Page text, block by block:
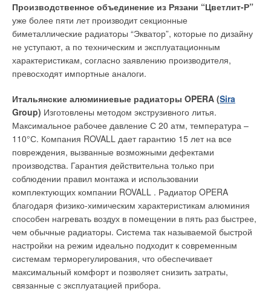
Производственное объединение из Рязани “Цветлит-Р”
уже более пяти лет производит секционные
биметаллические радиаторы “Экватор”, которые по дизайну
не уступают, а по техническим и эксплуатационным
характеристикам, согласно заявлению производителя,
превосходят импортные аналоги.
Итальянские алюминиевые радиаторы OPERA (Sira
Group) Изготовлены методом экструзивного литья.
Максимальное рабочее давление С 20 атм, температура –
110°С. Компания ROVALL дает гарантию 15 лет на все
повреждения, вызванные возможными дефектами
производства. Гарантия действительна только при
соблюдении правил монтажа и использовании
комплектующих компании ROVALL . Радиатор OPERA
благодаря физико-химическим характеристикам алюминия
способен нагревать воздух в помещении в пять раз быстрее,
чем обычные радиаторы. Система так называемой быстрой
настройки на режим идеально подходит к современным
системам терморегулирования, что обеспечивает
максимальный комфорт и позволяет снизить затраты,
связанные с эксплуатацией прибора.
диапазоне рабочих параметров, и, в случае повышения или
понижения одного из них, КПД сразу начинает падать.
Поэтому достижение режима постоянной оптимальной
эксплуатации представляется крайне затруднительным в
большинстве сложных гидросистем, объединяющих
несколько скважин. Наиболее оптимальным выходом из
создавшейся ситуации может стать применение
компьютерной системы управления (SCADA), в которую
вводятся такие рабочие параметры каждой скважины как
расход и давление. На основании этих данных компьютер
рассчитывает оптимальный режим эксплуатации для всех
насосных установок, работающих в месте добычи грунтовых
вод.
Повышение КПД на 10%, например с 65% до 75%, означает,
что при подаче 400 м³/ч на высоту 80 м в течение 10 лет
(4700 часов ежегодной эксплуатации) будет сэкономлено
800000 кВтч электроэнергии.
Практика показала, что наиболее часто встречающиеся
случаи неудовлетворительной работы насоса вызваны его
неправильным выбором, обусловленными, зачастую,
Добавить комментарий
Ваше имя *
Текст комментария